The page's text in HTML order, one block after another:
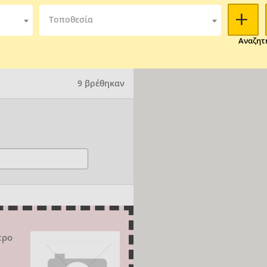
Τοποθεσία
9 βρέθηκαν